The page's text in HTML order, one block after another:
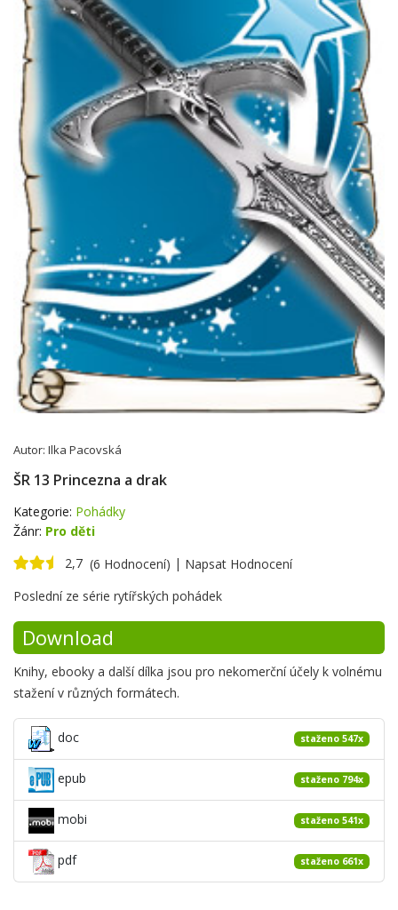
Autor: Ilka Pacovská
ŠR 13 Princezna a drak
Kategorie: Pohádky
Žánr: Pro děti
2,7 (6 Hodnocení) | Napsat Hodnocení
Krátké
shrnutí
Poslední ze série rytířských pohádek
Download
Knihy, ebooky a další dílka jsou pro nekomerční účely k volnému
stažení v různých formátech.
doc staženo 547x
epub staženo 794x
mobi staženo 541x
pdf staženo 661x